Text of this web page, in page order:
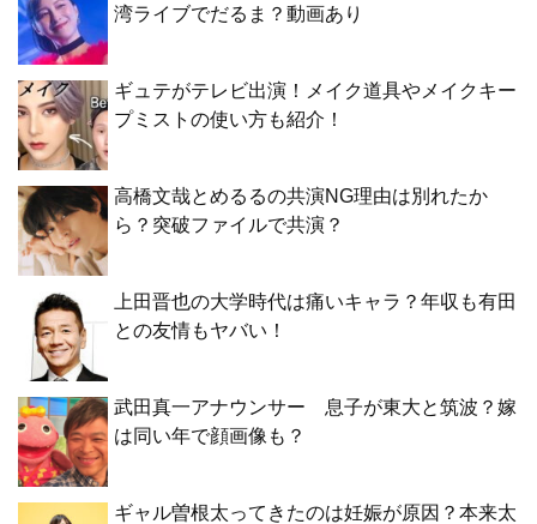
湾ライブでだるま？動画あり
ギュテがテレビ出演！メイク道具やメイクキー
プミストの使い方も紹介！
高橋文哉とめるるの共演NG理由は別れたか
ら？突破ファイルで共演？
上田晋也の大学時代は痛いキャラ？年収も有田
との友情もヤバい！
武田真一アナウンサー 息子が東大と筑波？嫁
は同い年で顔画像も？
ギャル曽根太ってきたのは妊娠が原因？本来太